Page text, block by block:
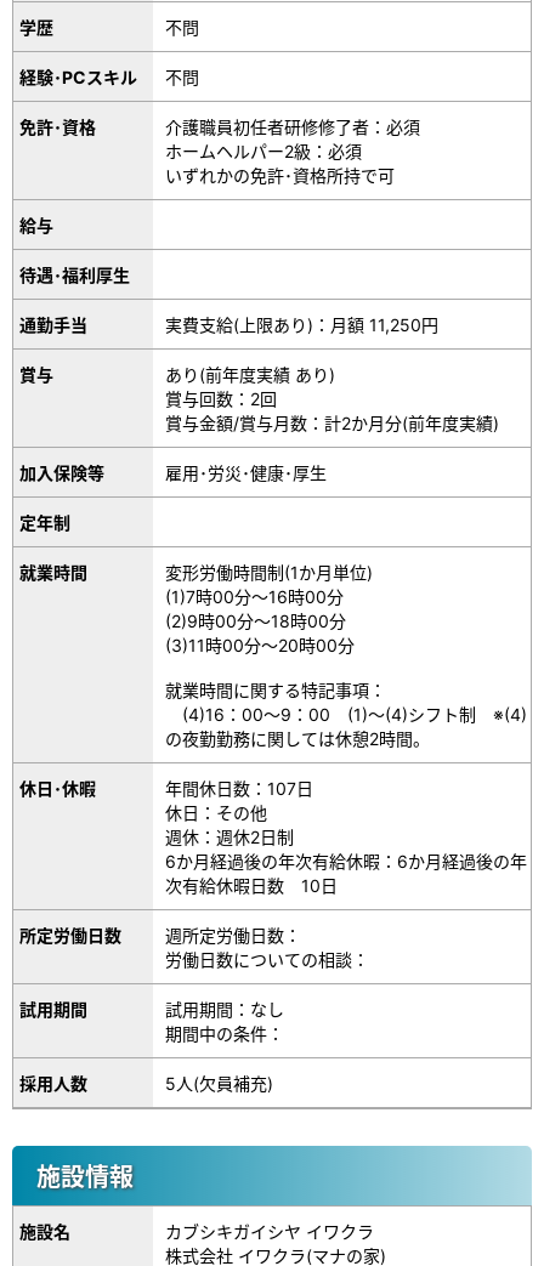
学歴 不問
経験･PCスキル 不問
免許･資格
介護職員初任者研修修了者：必須
ホームヘルパー2級：必須
いずれかの免許･資格所持で可
給与
待遇･福利厚生
通勤手当 実費支給(上限あり)：月額 11,250円
賞与
あり(前年度実績 あり)
賞与回数：2回
賞与金額/賞与月数：計2か月分(前年度実績)
加入保険等 雇用･労災･健康･厚生
定年制
就業時間
変形労働時間制(1か月単位)
(1)7時00分～16時00分
(2)9時00分～18時00分
(3)11時00分～20時00分
就業時間に関する特記事項：
(4)16：00～9：00 (1)～(4)シフト制 ※(4)
の夜勤勤務に関しては休憩2時間。
休日･休暇
年間休日数：107日
休日：その他
週休：週休2日制
6か月経過後の年次有給休暇：6か月経過後の年
次有給休暇日数 10日
所定労働日数
週所定労働日数：
労働日数についての相談：
試用期間
試用期間：なし
期間中の条件：
採用人数 5人(欠員補充)
施設情報
施設名
カブシキガイシヤ イワクラ
株式会社 イワクラ(マナの家)